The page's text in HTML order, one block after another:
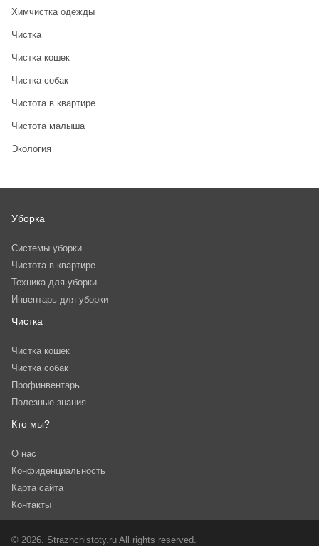
Химчистка одежды
Чистка
Чистка кошек
Чистка собак
Чистота в квартире
Чистота малыша
Экология
Уборка
Системы уборки
Чистота в квартире
Техника для уборки
Инвентарь для уборки
Чистка
Чистка кошек
Чистка собак
Профинвентарь
Полезные знания
Кто мы?
О нас
Конфиденциальность
Карта сайта
Контакты
© 2026. Strazhchistoty.ru All rights reserved.